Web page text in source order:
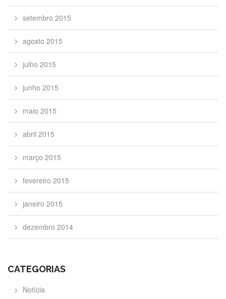
setembro 2015
agosto 2015
julho 2015
junho 2015
maio 2015
abril 2015
março 2015
fevereiro 2015
janeiro 2015
dezembro 2014
CATEGORIAS
Notícia